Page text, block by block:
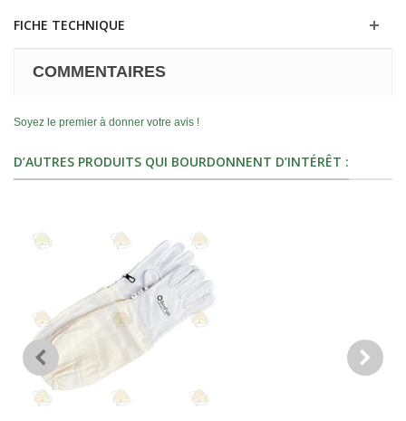
FICHE TECHNIQUE
COMMENTAIRES
Soyez le premier à donner votre avis !
D’AUTRES PRODUITS QUI BOURDONNENT D’INTÉRÊT :